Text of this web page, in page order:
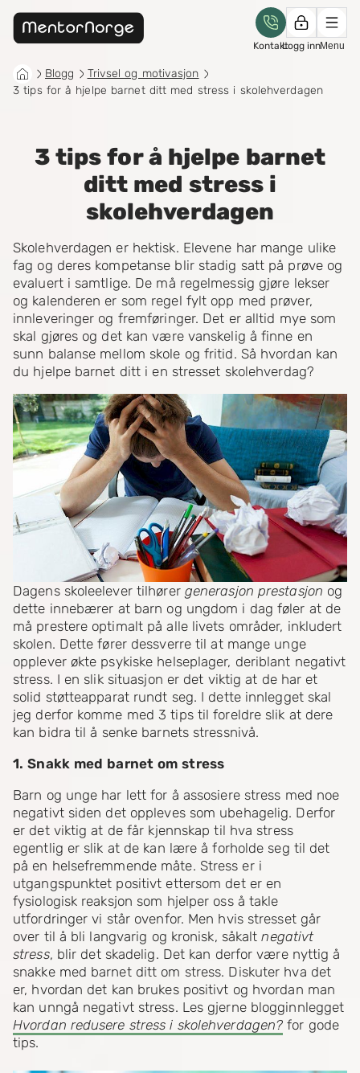
Logg innMenu
Kontakt
Blogg
Trivsel og motivasjon
3 tips for å hjelpe barnet ditt med stress i skolehverdagen
3 tips for å hjelpe barnet
ditt med stress i
skolehverdagen
Skolehverdagen er hektisk. Elevene har mange ulike
fag og deres kompetanse blir stadig satt på prøve og
evaluert i samtlige. De må regelmessig gjøre lekser
og kalenderen er som regel fylt opp med prøver,
innleveringer og fremføringer. Det er alltid mye som
skal gjøres og det kan være vanskelig å finne en
sunn balanse mellom skole og fritid. Så hvordan kan
du hjelpe barnet ditt i en stresset skolehverdag?
Dagens skoleelever tilhører generasjon prestasjon og
dette innebærer at barn og ungdom i dag føler at de
må prestere optimalt på alle livets områder, inkludert
skolen. Dette fører dessverre til at mange unge
opplever økte psykiske helseplager, deriblant negativt
stress. I en slik situasjon er det viktig at de har et
solid støtteapparat rundt seg. I dette innlegget skal
jeg derfor komme med 3 tips til foreldre slik at dere
kan bidra til å senke barnets stressnivå.
1. Snakk med barnet om stress
Barn og unge har lett for å assosiere stress med noe
negativt siden det oppleves som ubehagelig. Derfor
er det viktig at de får kjennskap til hva stress
egentlig er slik at de kan lære å forholde seg til det
på en helsefremmende måte. Stress er i
utgangspunktet positivt ettersom det er en
fysiologisk reaksjon som hjelper oss å takle
utfordringer vi står ovenfor. Men hvis stresset går
over til å bli langvarig og kronisk, såkaltnegativt
stress, blir det skadelig. Det kan derfor være nyttig å
snakke med barnet ditt om stress. Diskuter hva det
er, hvordan det kan brukes positivt og hvordan man
kan unngå negativt stress. Les gjerne blogginnlegget
Hvordan redusere stress i skolehverdagen? for gode
tips.